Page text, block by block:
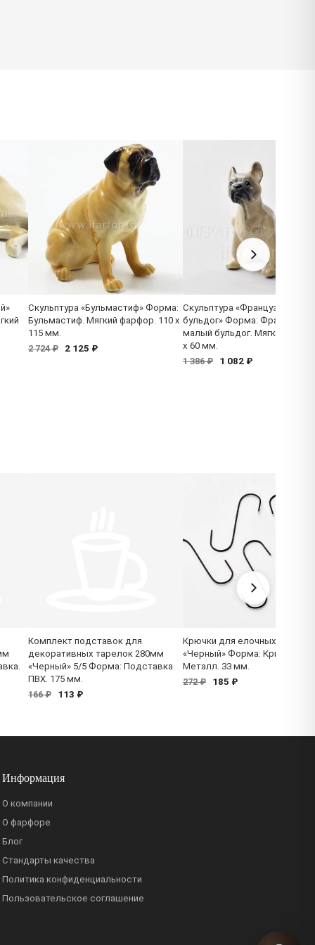
Скульптура «Бульмастиф» Форма:
Бульмастиф. Мягкий фарфор. 110 x
115 мм.
2 724 ₽
2 125 ₽
Скульптура «Французский
бульдог» Форма:
малый бульдог. Мягкий
x 60 мм.
1 386 ₽
1 082 ₽
Комплект подставок для
декоративных тарелок 280мм
«Черный» 5/5 Форма: Подставка.
ПВХ. 175 мм.
166 ₽
113 ₽
Крючки для елочных игрушек
«Черный» Форма: Крючки
Металл. 33 мм.
272 ₽
185 ₽
Информация
О компании
О фарфоре
Блог
Стандарты качества
Политика конфиденциальности
Пользовательское соглашение